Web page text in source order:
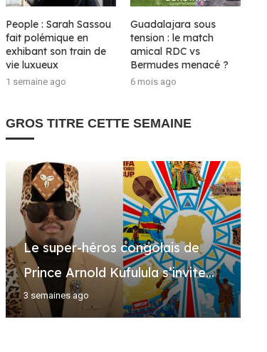
People : Sarah Sassou
fait polémique en
exhibant son train de
vie luxueux
1 semaine ago
Guadalajara sous
tension : le match
amical RDC vs
Bermudes menacé ?
6 mois ago
GROS TITRE CETTE SEMAINE
Le super-héros congolais de
Prince Arnold Kufulula s’invite...
3 semaines ago